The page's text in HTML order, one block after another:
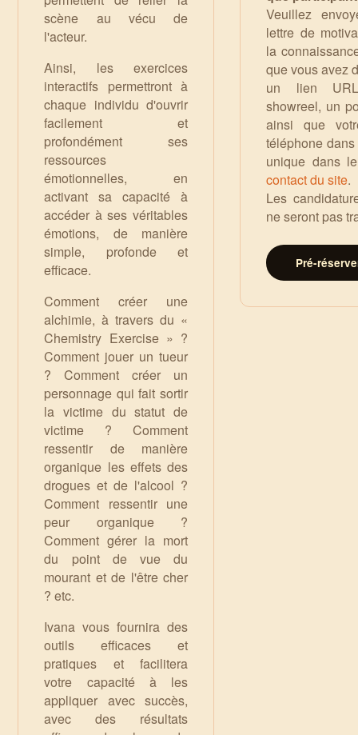
scène au vécu de
l'acteur.
Ainsi, les exercices
interactifs permettront à
chaque individu d'ouvrir
facilement et
profondément ses
ressources
émotionnelles, en
activant sa capacité à
accéder à ses véritables
émotions, de manière
simple, profonde et
efficace.
Comment créer une
alchimie, à travers du «
Chemistry Exercise » ?
Comment jouer un tueur
? Comment créer un
personnage qui fait sortir
la victime du statut de
victime ? Comment
ressentir de manière
organique les effets des
drogues et de l'alcool ?
Comment ressentir une
peur organique ?
Comment gérer la mort
du point de vue du
mourant et de l'être cher
? etc.
Ivana vous fournira des
outils efficaces et
pratiques et facilitera
votre capacité à les
appliquer avec succès,
avec des résultats
Veuillez
lettre de
la
que vous avez
un lien
showreel, un
ainsi que
téléphone
unique dans
contact du site.
Les
ne seront pas
Pré-